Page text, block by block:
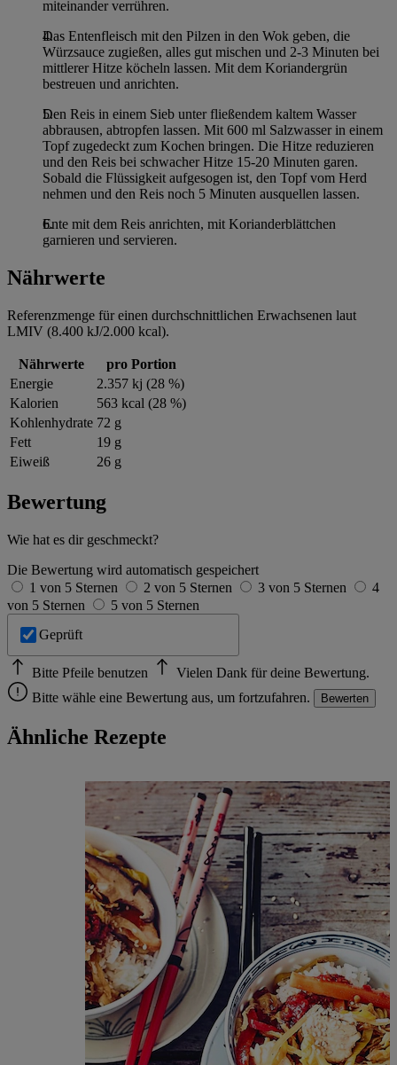
miteinander verrühren.
Das Entenfleisch mit den Pilzen in den Wok geben, die
Würzsauce zugießen, alles gut mischen und 2-3 Minuten bei
mittlerer Hitze köcheln lassen. Mit dem Koriandergrün
bestreuen und anrichten.
Den Reis in einem Sieb unter fließendem kaltem Wasser
abbrausen, abtropfen lassen. Mit 600 ml Salzwasser in einem
Topf zugedeckt zum Kochen bringen. Die Hitze reduzieren
und den Reis bei schwacher Hitze 15-20 Minuten garen.
Sobald die Flüssigkeit aufgesogen ist, den Topf vom Herd
nehmen und den Reis noch 5 Minuten ausquellen lassen.
Ente mit dem Reis anrichten, mit Korianderblättchen
garnieren und servieren.
Nährwerte
Referenzmenge für einen durchschnittlichen Erwachsenen laut
LMIV (8.400 kJ/2.000 kcal).
Nährwerte
pro Portion
Energie
2.357 kj (28 %)
Kalorien
563 kcal (28 %)
Kohlenhydrate 72 g
Fett
19 g
Eiweiß
26 g
Bewertung
Wie hat es dir geschmeckt?
Die Bewertung wird automatisch gespeichert
1 von 5 Sternen
2 von 5 Sternen 3 von 5 Sternen
4
von 5 Sternen
5 von 5 Sternen
Geprüft
Bitte Pfeile benutzen
Vielen Dank für deine Bewertung.
Bitte wähle eine Bewertung aus, um fortzufahren.
Bewerten
Ähnliche Rezepte